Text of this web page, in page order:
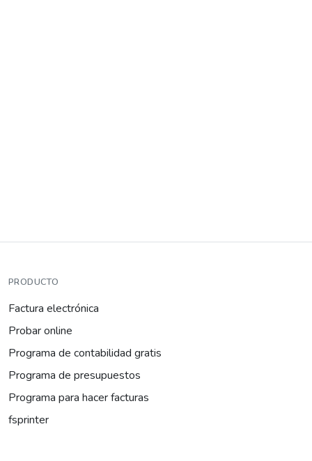
PRODUCTO
Factura electrónica
Probar online
Programa de contabilidad gratis
Programa de presupuestos
Programa para hacer facturas
fsprinter